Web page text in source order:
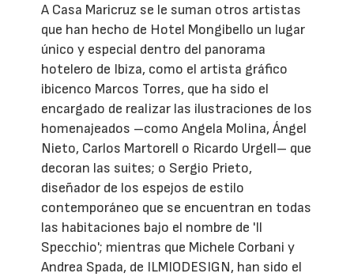
A Casa Maricruz se le suman otros artistas
que han hecho de Hotel Mongibello un lugar
único y especial dentro del panorama
hotelero de Ibiza, como el artista gráfico
ibicenco Marcos Torres, que ha sido el
encargado de realizar las ilustraciones de los
homenajeados –como Angela Molina, Ángel
Nieto, Carlos Martorell o Ricardo Urgell– que
decoran las suites; o Sergio Prieto,
diseñador de los espejos de estilo
contemporáneo que se encuentran en todas
las habitaciones bajo el nombre de 'Il
Specchio'; mientras que Michele Corbani y
Andrea Spada, de ILMIODESIGN, han sido el